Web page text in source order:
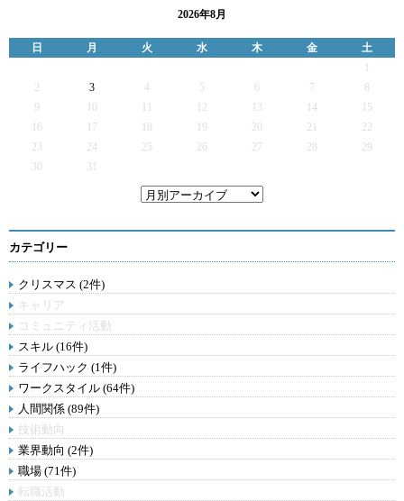
2026年8月
日 月 火 水 木 金
土
2
3 4 5 6 7
9
12 13 14
15
16
17 19 20 21
22
23
24 25 26 27 28
29
30
31
カテゴリー
クリスマス (2件)
キャリア
コミュニティ活動
スキル (16件)
ライフハック (1件)
ワークスタイル (64件)
人間関係 (89件)
技術動向
業界動向 (2件)
職場 (71件)
転職活動